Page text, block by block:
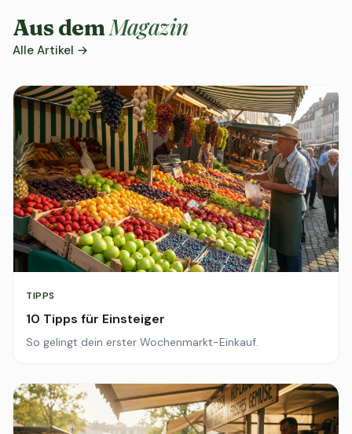
Aus demMagazin
Alle Artikel →
TIPPS
10 Tipps für Einsteiger
So gelingt dein erster Wochenmarkt-Einkauf.